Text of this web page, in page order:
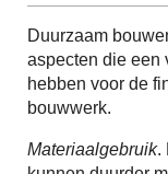
Duurzaam
aspecten die een
hebben voor de
bouwwerk.
Materiaalgebruik.